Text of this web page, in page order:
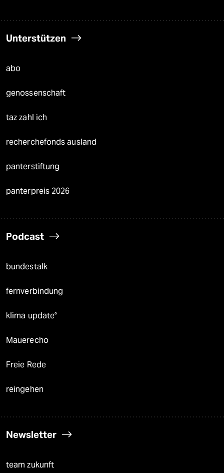
Unterstützen
abo
genossenschaft
taz zahl ich
recherchefonds ausland
panterstiftung
panterpreis 2026
Podcast
bundestalk
fernverbindung
klima update°
Mauerecho
Freie Rede
reingehen
Newsletter
team zukunft